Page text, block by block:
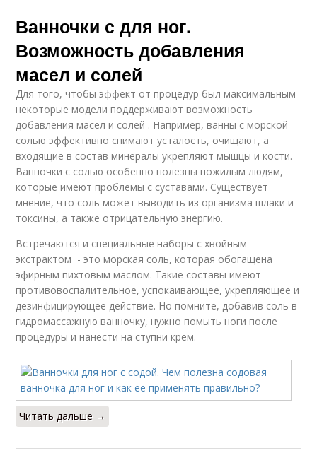
Ванночки с для ног.
Возможность добавления
масел и солей
Для того, чтобы эффект от процедур был максимальным
некоторые модели поддерживают возможность
добавления масел и солей . Например, ванны с морской
солью эффективно снимают усталость, очищают, а
входящие в состав минералы укрепляют мышцы и кости.
Ванночки с солью особенно полезны пожилым людям,
которые имеют проблемы с суставами. Существует
мнение, что соль может выводить из организма шлаки и
токсины, а также отрицательную энергию.
Встречаются и специальные наборы с хвойным
экстрактом - это морская соль, которая обогащена
эфирным пихтовым маслом. Такие составы имеют
противовоспалительное, успокаивающее, укрепляющее и
дезинфицирующее действие. Но помните, добавив соль в
гидромассажную ванночку, нужно помыть ноги после
процедуры и нанести на ступни крем.
Читать дальше →